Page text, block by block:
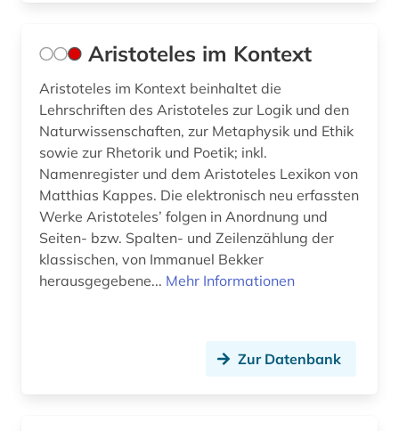
theaterintendant; maler; zeichner (1)
graue literatur (1)
griechenland (1)
griechenland <altertum> (1)
griechisch (4)
griechische literatur (1)
Aristoteles im Kontext
Aristoteles im Kontext beinhaltet die
Lehrschriften des Aristoteles zur Logik und den
Naturwissenschaften, zur Metaphysik und Ethik
sowie zur Rhetorik und Poetik; inkl.
Namenregister und dem Aristoteles Lexikon von
Matthias Kappes. Die elektronisch neu erfassten
Werke Aristoteles’ folgen in Anordnung und
Seiten- bzw. Spalten- und Zeilenzählung der
klassischen, von Immanuel Bekker
herausgegebene... Mehr Informationen
Zur Datenbank